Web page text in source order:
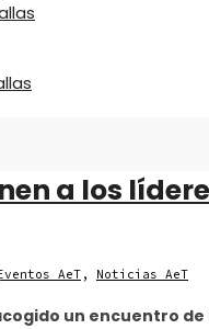
a los
AeT , Noticias AeT
un encuentro